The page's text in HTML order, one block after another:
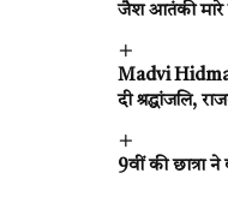
जैश आतंकी मारे
Madvi Hidma
दी श्रद्धांजलि,
9वीं की छात्रा